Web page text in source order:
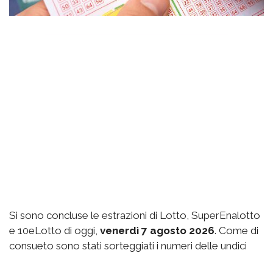
Si sono concluse le estrazioni di Lotto, SuperEnalotto
e 10eLotto di oggi, venerdì 7 agosto 2026. Come di
consueto sono stati sorteggiati i numeri delle undici